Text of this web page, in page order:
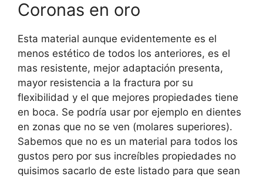
Coronas en oro
Esta material aunque evidentemente es el
menos estético de todos los anteriores, es el
mas resistente, mejor adaptación presenta,
mayor resistencia a la fractura por su
flexibilidad y el que mejores propiedades tiene
en boca. Se podría usar por ejemplo en dientes
en zonas que no se ven (molares superiores).
Sabemos que no es un material para todos los
gustos pero por sus increíbles propiedades no
quisimos sacarlo de este listado para que sean